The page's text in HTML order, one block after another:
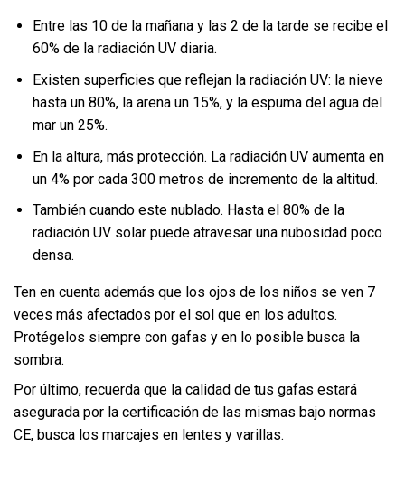
Entre las 10 de la mañana y las 2 de la tarde se recibe el
60% de la radiación UV diaria.
Existen superficies que reflejan la radiación UV: la nieve
hasta un 80%, la arena un 15%, y la espuma del agua del
mar un 25%.
En la altura, más protección. La radiación UV aumenta en
un 4% por cada 300 metros de incremento de la altitud.
También cuando este nublado. Hasta el 80% de la
radiación UV solar puede atravesar una nubosidad poco
densa.
Ten en cuenta además que los ojos de los niños se ven 7
veces más afectados por el sol que en los adultos.
Protégelos siempre con gafas y en lo posible busca la
sombra.
Por último, recuerda que la calidad de tus gafas estará
asegurada por la certificación de las mismas bajo normas
CE, busca los marcajes en lentes y varillas.